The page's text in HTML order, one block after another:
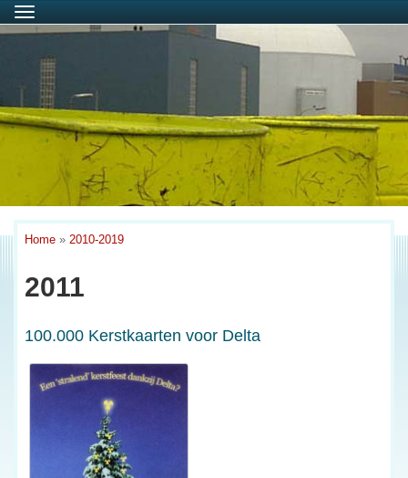
Menu
Home » 2010-2019
2011
100.000 Kerstkaarten voor Delta